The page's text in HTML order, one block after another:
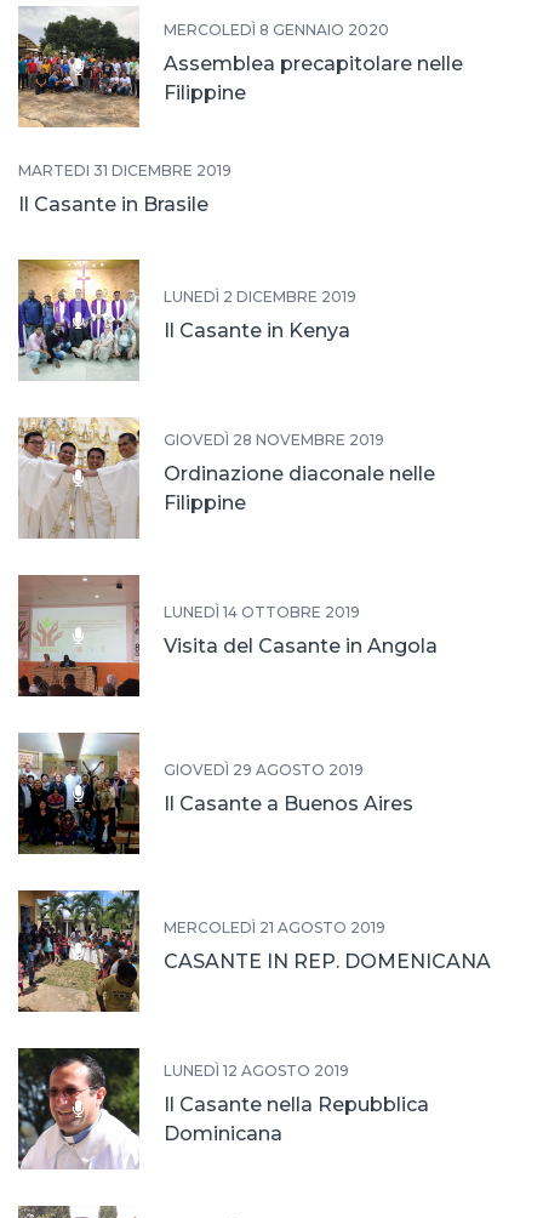
MERCOLEDÌ 8 GENNAIO 2020
Assemblea precapitolare nelle
Filippine
MARTEDÌ 31 DICEMBRE 2019
Il Casante in Brasile
LUNEDÌ 2 DICEMBRE 2019
Il Casante in Kenya
GIOVEDÌ 28 NOVEMBRE 2019
Ordinazione diaconale nelle
Filippine
LUNEDÌ 14 OTTOBRE 2019
Visita del Casante in Angola
GIOVEDÌ 29 AGOSTO 2019
Il Casante a Buenos Aires
MERCOLEDÌ 21 AGOSTO 2019
CASANTE IN REP. DOMENICANA
LUNEDÌ 12 AGOSTO 2019
Il Casante nella Repubblica
Dominicana